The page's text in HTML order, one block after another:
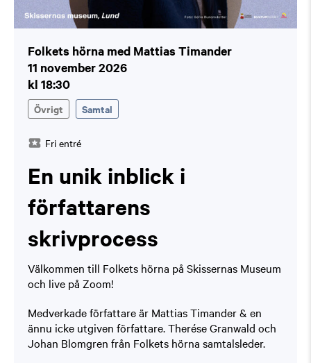
Folkets hörna med Mattias Timander
11 november 2026
kl 18:30
Övrigt Samtal
Fri entré
En unik inblick i
författarens
skrivprocess
Välkommen till Folkets hörna på Skissernas Museum
och live på Zoom!
Medverkade författare är Mattias Timander & en
ännu icke utgiven författare. Therése Granwald och
Johan Blomgren från Folkets hörna samtalsleder.